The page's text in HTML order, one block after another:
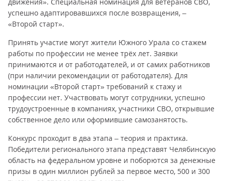
успешно адаптировавшихся после возвращения, –
«Второй старт».
Принять участие могут жители Южного Урала со стажем
работы по профессии не менее трёх лет. Заявки
принимаются и от работодателей, и от самих работников
(при наличии рекомендации от работодателя). Для
номинации «Второй старт» требований к стажу и
профессии нет. Участвовать могут сотрудники, успешно
трудоустроенные в компаниях, участники СВО, открывшие
собственное дело или оформившие самозанятость.
Конкурс проходит в два этапа – теория и практика.
Победители регионального этапа представят Челябинскую
область на федеральном уровне и поборются за денежные
призы в один миллион рублей за первое место, 500 и 300